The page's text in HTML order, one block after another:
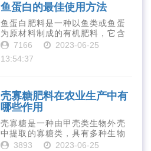
鱼蛋白的最佳使用方法
鱼蛋白肥料是一种以鱼类或鱼蛋
为原材料制成的有机肥料，它含
有丰富的营养物质，如氮、磷、
元素和植物生长因子。这些营养
7166
2023-06-25
13:54:37
壳寡糖肥料在农业生产中有
哪些作用
壳寡糖是一种由甲壳类生物外壳
中提取的寡糖类，具有多种生物
活性和营养价值。在农业生产
3893
2023-06-25